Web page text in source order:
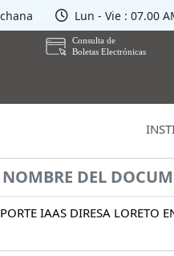
Lun - Vie : 07.00
NOMBRE DEL
IAAS DIRESA LORETO